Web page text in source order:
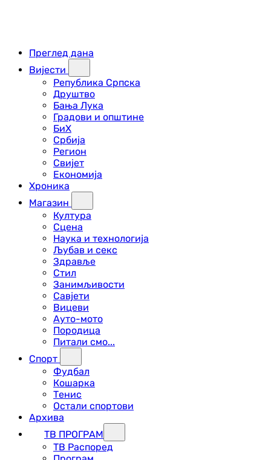
Преглед дана
Вијести
Република Српска
Друштво
Бања Лука
Градови и општине
БиХ
Србија
Регион
Свијет
Економија
Хроника
Магазин
Култура
Сцена
Наука и технологија
Љубав и секс
Здравље
Стил
Занимљивости
Савјети
Вицеви
Ауто-мото
Породица
Питали смо...
Спорт
Фудбал
Кошарка
Тенис
Остали спортови
Архива
ТВ ПРОГРАМ
ТВ Распоред